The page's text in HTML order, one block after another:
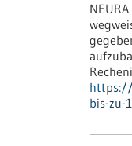
https://
bis-zu-